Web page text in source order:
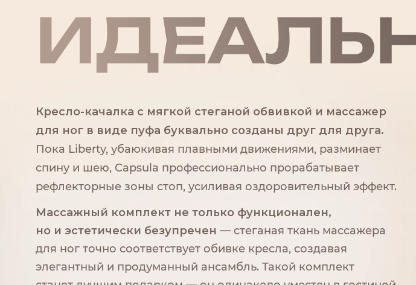
Кресло-качалка с мягкой стеганой обвивкой и массажер
для ног в виде пуфа буквально созданы друг для друга.
Пока Liberty, убаюкивая плавными движениями, разминает
спину и шею, Capsula профессионально прорабатывает
рефлекторные зоны стоп, усиливая оздоровительный эффект.
Массажный комплект не только функционален,
но и эстетически безупречен — стеганая ткань массажера
для ног точно соответствует обивке кресла, создавая
элегантный и продуманный ансамбль. Такой комплект